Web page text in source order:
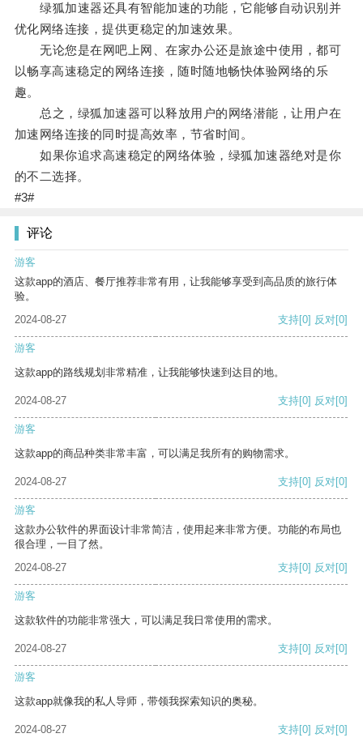
绿狐加速器还具有智能加速的功能，它能够自动识别并
优化网络连接，提供更稳定的加速效果。
无论您是在网吧上网、在家办公还是旅途中使用，都可
以畅享高速稳定的网络连接，随时随地畅快体验网络的乐
趣。
总之，绿狐加速器可以释放用户的网络潜能，让用户在
加速网络连接的同时提高效率，节省时间。
如果你追求高速稳定的网络体验，绿狐加速器绝对是你
的不二选择。
#3#
评论
游客
这款app的酒店、餐厅推荐非常有用，让我能够享受到高品质的旅行体
验。
2024-08-27
支持[0] 反对[0]
游客
这款app的路线规划非常精准，让我能够快速到达目的地。
2024-08-27 支持[0] 反对[0]
游客
这款app的商品种类非常丰富，可以满足我所有的购物需求。
2024-08-27 支持[0] 反对[0]
游客
这款办公软件的界面设计非常简洁，使用起来非常方便。功能的布局也
很合理，一目了然。
2024-08-27
支持[0] 反对[0]
游客
这款软件的功能非常强大，可以满足我日常使用的需求。
2024-08-27 支持[0] 反对[0]
游客
这款app就像我的私人导师，带领我探索知识的奥秘。
2024-08-27 支持[0] 反对[0]